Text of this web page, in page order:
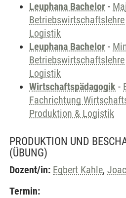
Leuphana Bachelor -
Betriebswirtschaftslehre
Logistik
Leuphana Bachelor -
Betriebswirtschaftslehre
Logistik
Wirtschaftspädagogik -
Fachrichtung
Produktion & Logistik
PRODUKTION UND
(ÜBUNG)
Dozent/in: Egbert Kahle,
Termin: